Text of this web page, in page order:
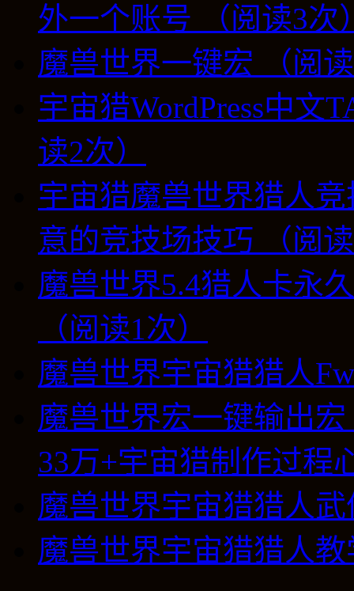
外一个账号 （阅读3次
魔兽世界一键宏 （阅
宇宙猎WordPress中文
读2次）
宇宙猎魔兽世界猎人
意的竞技场技巧 （阅
魔兽世界5.4猎人卡永
（阅读1次）
魔兽世界宇宙猎猎人
魔兽世界宏一键输出
33万+宇宙猎制作过程
魔兽世界宇宙猎猎人
魔兽世界宇宙猎猎人